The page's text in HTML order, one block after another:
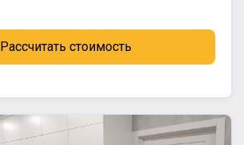
Рассчитать стоимость